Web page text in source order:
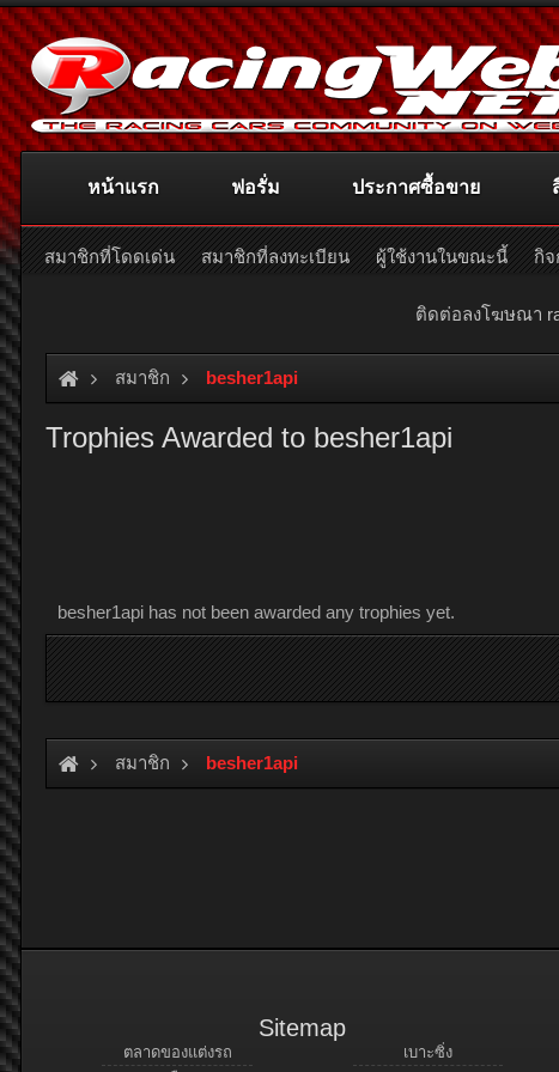
ติดต่อลงโฆษณา
สมาชิก besher1api
Trophies Awarded to besher1api
besher1api has not been awarded any trophies yet.
สมาชิก besher1api
หน้าแรก ฟอรั่ม ประกาศซื้อขาย
สมาชิกที่โดดเด่น สมาชิกที่ลงทะเบียน ผู้ใช้งานในขณะนี้ กิจ
Sitemap
ตลาดของแต่งรถ
เบาะซิ่ง